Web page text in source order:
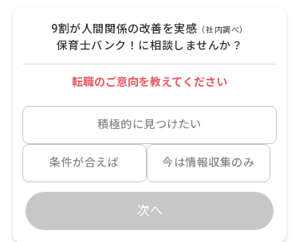
9割が人間関係の改善を実感 （社内調べ）
保育士バンク！に相談しませんか？
転職のご意向を教えてください
積極的に見つけたい
条件が合えば 今は情報収集のみ
次へ